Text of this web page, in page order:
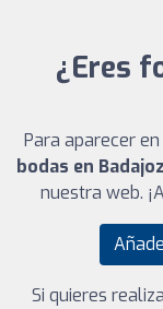
¿Eres
Para aparecer
bodas en Badajoz
nuestra web.
Si quieres